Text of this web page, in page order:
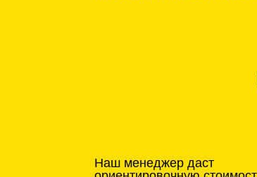
Наш менеджер даст